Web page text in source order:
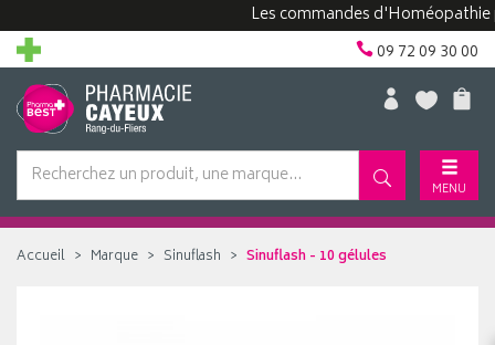
Les commandes d'Homéopathie
09 72 09 30 00
MENU
Accueil Marque Sinuflash Sinuflash - 10 gélules